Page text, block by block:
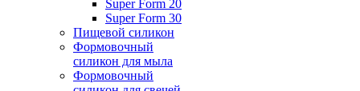
Super Form 20
Super Form 30
Пищевой силикон
Формовочный
силикон для мыла
Формовочный